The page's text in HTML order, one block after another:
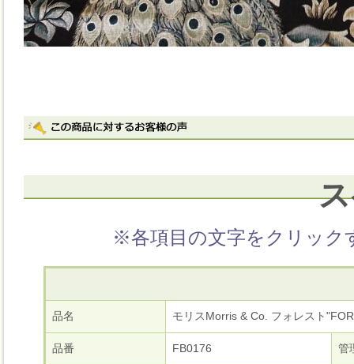
※各項目の文字をクリック
品名 モリスMorris & Co. フォレスト
品番 FB0176 管